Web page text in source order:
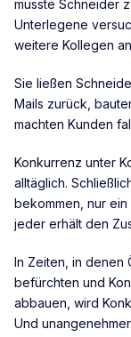
musste Schneider
Unterlegene
weitere Kollegen
Sie ließen
Mails zurück,
machten Kunden
Konkurrenz unter
alltäglich.
bekommen, nur
jeder erhält den
In Zeiten, in denen
befürchten und
abbauen, wird
Und unangenehmer.